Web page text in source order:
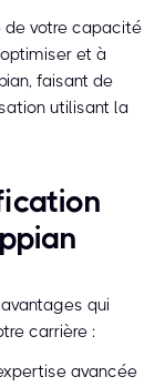
votre capacité
et à
faisant de
utilisant la
qui
carrière :
avancée